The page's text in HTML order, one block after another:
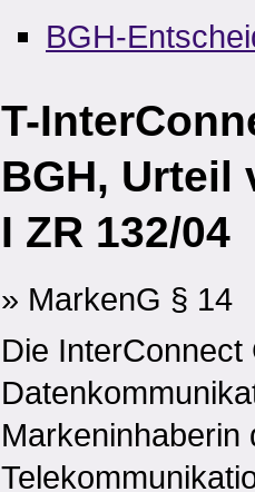
BGH-
T-
BGH, Urteil
I ZR 132/04
» MarkenG § 14
Die